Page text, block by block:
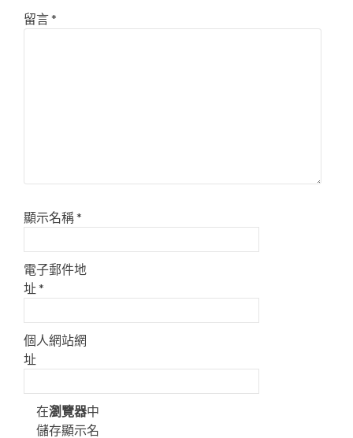
留言*
顯示名稱*
電子郵件地
址*
個人網站網
址
在瀏覽器中
儲存顯示名